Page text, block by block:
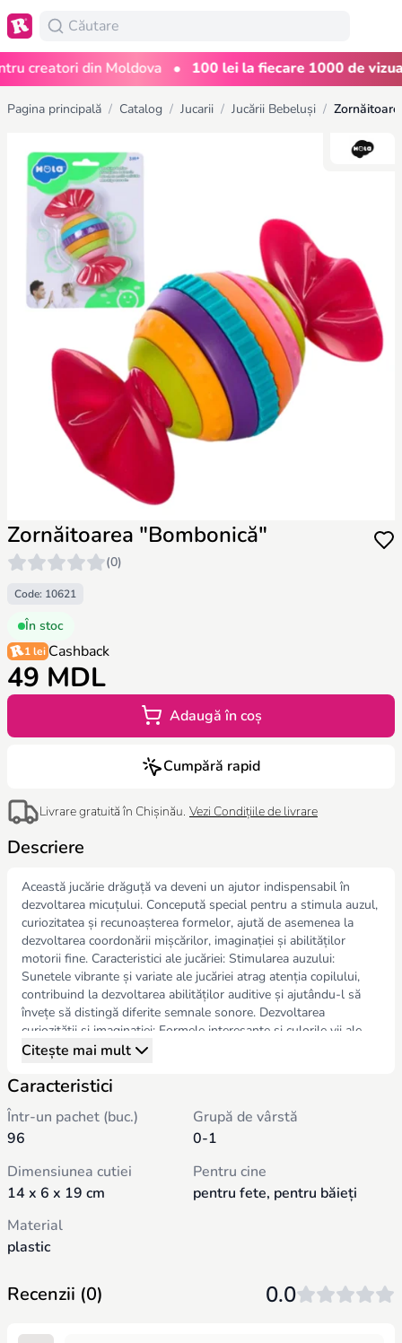
creatori din Moldova • 100 lei la fiecare 1000 de
Pagina principală / Catalog / Jucarii / Jucării Bebeluși /
Zornăitoarea "Bombonică"
(0)
Code: 10621
În stoc
1 lei Cashback
49 MDL
Adaugă în coș
Cumpără rapid
Livrare gratuită în Chișinău. Vezi Condițiile de livrare
Descriere
Această jucărie drăguță va deveni un ajutor indispensabil în
dezvoltarea micuțului. Concepută special pentru a stimula auzul,
curiozitatea și recunoașterea formelor, ajută de asemenea la
dezvoltarea coordonării mișcărilor, imaginației și abilităților
motorii fine. Caracteristici ale jucăriei: Stimularea auzului:
Sunetele vibrante și variate ale jucăriei atrag atenția copilului,
contribuind la dezvoltarea abilităților auditive și ajutându-l să
învețe să distingă diferite semnale sonore. Dezvoltarea
curiozității și imaginației: Formele interesante și culorile vii ale
jucăriei trezesc curiozitatea și imaginația copilului, încurajându-l
Jucăria ajută copilul să învețe să recunoască și să identifice
Dezvoltarea coordonării mișcărilor: Jocul cu jucării ajută la
dezvoltarea coordonării mișcărilor, îmbunătățind interacțiunea
motorii fine. Materiale sigure: Jucăria este fabricată din materiale
de înaltă calitate și sigure pentru sănătatea copilului, făcând-o
ultraviolete sau cu apă clocotită. Jucăria nu doar că distrează, dar
contribuie activ la dezvoltarea timpurie a copilului. Va deveni o
dezvoltare completă la fiecare etapă a creșterii.
Citește mai mult
Caracteristici
Într-un pachet (buc.)
96
Grupă de vârstă
0-1
Dimensiunea cutiei
14 x 6 x 19 cm
Pentru cine
pentru fete, pentru băieți
Material
plastic
Recenzii (0) 0.0